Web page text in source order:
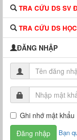
TRA CỨU DS SV
TRA CỨU DS
ĐĂNG NHẬP
Ghi nhớ mật khẩu
Bạn